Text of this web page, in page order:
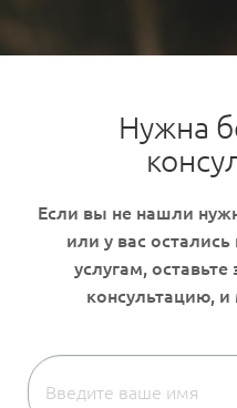
Нужна